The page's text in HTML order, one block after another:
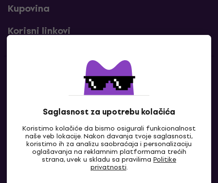
Saglasnost za upotrebu kolačića
Koristimo kolačiće da bismo osigurali funkcionalnost
naše veb lokacije. Nakon davanja tvoje saglasnosti,
koristimo ih za analizu saobraćaja i personalizaciju
oglašavanja na reklamnim platformama trećih
strana, uvek u skladu sa pravilima Politike
privatnosti.
Kupovina
Korisni linkovi
Kontakti
Kontaktiraj nas